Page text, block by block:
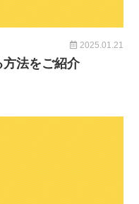
2025.01.21
法をご紹介